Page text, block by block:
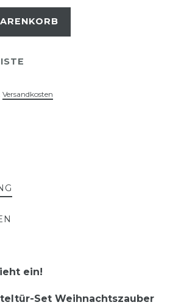
Versandkosten
ein!
Set Weihnachtszauber